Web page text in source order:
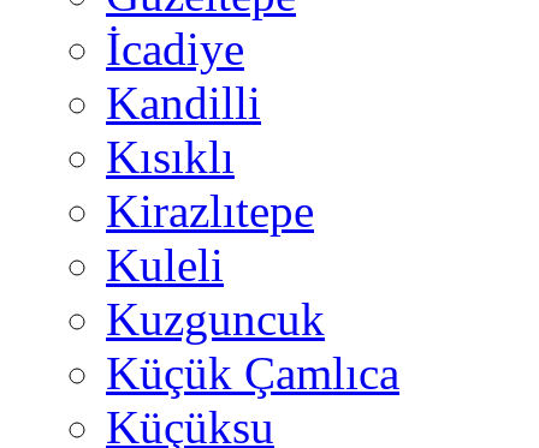
İcadiye
Kandilli
Kısıklı
Kirazlıtepe
Kuleli
Kuzguncuk
Küçük Çamlıca
Küçüksu